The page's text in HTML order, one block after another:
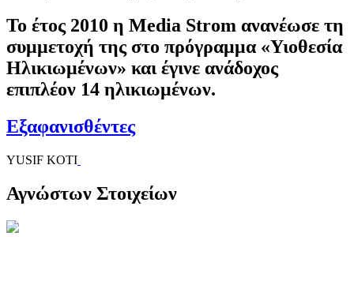
Το έτος 2010 η Media Strom ανανέωσε τη
συμμετοχή της στο πρόγραμμα «Υιοθεσία
Ηλικιωμένων» και έγινε ανάδοχος
επιπλέον 14 ηλικιωμένων.
Εξαφανισθέντες
YUSIF KOTI
Αγνώστων Στοιχείων